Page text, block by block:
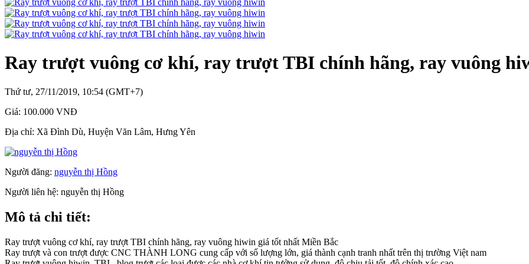
Ray trượt vuông cơ khí, ray trượt TBI chính hãng, ray vuông
Thứ tư, 27/11/2019, 10:54 (GMT+7)
Giá: 100.000 VNĐ
Địa chỉ: Xã Đình Dù, Huyện Văn Lâm, Hưng Yên
Người đăng: nguyễn thị Hồng
Người liên hệ: nguyễn thị Hồng
Mô tả chi tiết:
Ray trượt vuông cơ khí, ray trượt TBI chính hãng, ray vuông hiwin giá tốt nhất Miền Bắc
Ray trượt và con trượt được CNC THÀNH LONG cung cấp với số lượng lớn, giá thành cạnh tranh nhất trên thị trường Việt nam